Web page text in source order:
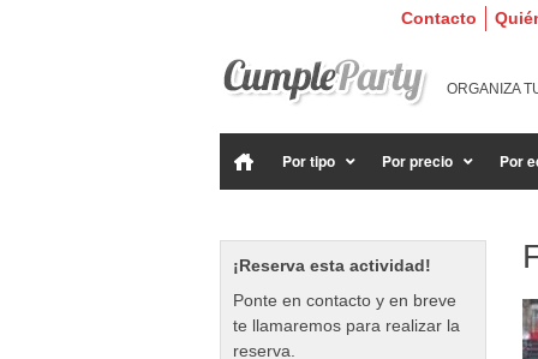
Contacto
ORGANIZA
Por tipo Por precio Por
¡Reserva esta actividad!
Ponte en contacto y en breve
te llamaremos para realizar la
reserva.